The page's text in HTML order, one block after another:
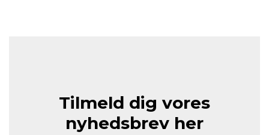
Tilmeld dig vores
nyhedsbrev her